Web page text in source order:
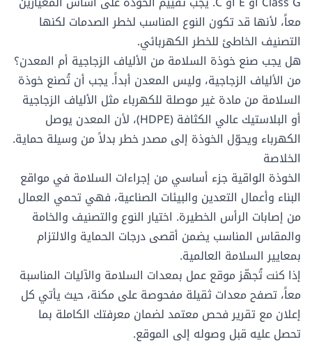
معاً، لأنها قد تكون النوع المناسب لخطر الصدمات لكنها
التصنيف الخاطئ للخطر الكهربائي.
هل يجب صنع خوذة السلامة من الألياف الزجاجية أم المعدن؟
من الألياف الزجاجية، وليس المعدن أبداً. يجب أن تُصنع خوذة
السلامة من مادة غير موصلة للكهرباء مثل الألياف الزجاجية
أو البلاستيك عالي الكثافة (HDPE)، لأن المعدن يوصل
الكهرباء ويحوّل الخوذة إلى مصدر خطر بدلاً من وسيلة حماية.
الخلاصة
الخوذة الواقية جزء أساسي من إجراءات السلامة في مواقع
البناء وأعمال التعدين والبيئات الصناعية، فهي تحمي العمال
من إصابات الرأس الخطيرة. اختيار النوع والتصنيف والخامة
والمقاس المناسب يضمن أقصى درجات الحماية والالتزام
بمعايير السلامة العالمية.
إذا كنت تُجهّز موقع عمل بمعدات السلامة والآليات المناسبة
معاً، تصفحمعدات ثقيلة مفحوصة على مكنة، حيث يأتي كل
إعلان مع تقرير فحص معتمد لضمان معرفتك الكاملة بما
تحصل عليه قبل وصوله إلى الموقع.